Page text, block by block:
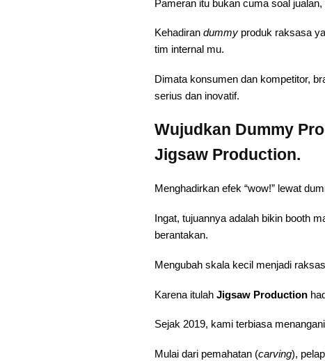
Pameran itu bukan cuma soal
Kehadiran dummy produk raksasa
tim internal mu.
Dimata konsumen dan kompetitor,
serius dan inovatif.
Wujudkan Dummy
Jigsaw Production.
Menghadirkan efek “wow!” lewat
Ingat, tujuannya adalah bikin booth
berantakan.
Mengubah skala kecil menjadi
Karena itulah Jigsaw Production
Sejak 2019, kami terbiasa
Mulai dari pemahatan (carving),